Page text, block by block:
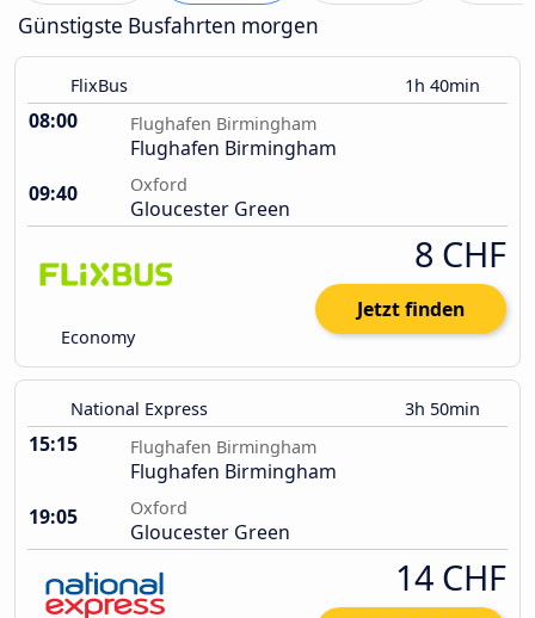
Günstigste Busfahrten morgen
FlixBus 1h 40min
08:00 Flughafen Birmingham
Flughafen Birmingham
09:40
Oxford
Gloucester Green
Economy
8 CHF
Jetzt finden
National Express 3h 50min
15:15 Flughafen Birmingham
Flughafen Birmingham
19:05
Oxford
Gloucester Green
14 CHF